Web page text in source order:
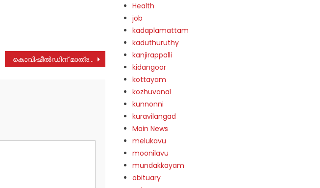
കൊവിഷീല്‍ഡിന് മാത്രമല്ല, കൊവാക്‌സിനുമുണ്ട് പാര്‍ശ്വഫലം; പഠനറിപ്പോര്‍ട്ട് പുറത്ത്
Health
job
kadaplamattam
kaduthuruthy
kanjirappalli
kidangoor
kottayam
kozhuvanal
kunnonni
kuravilangad
Main News
melukavu
moonilavu
mundakkayam
obituary